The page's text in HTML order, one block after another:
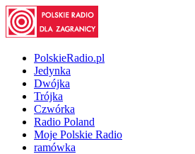
PolskieRadio.pl
Jedynka
Dwójka
Trójka
Czwórka
Radio Poland
Moje Polskie Radio
ramówka